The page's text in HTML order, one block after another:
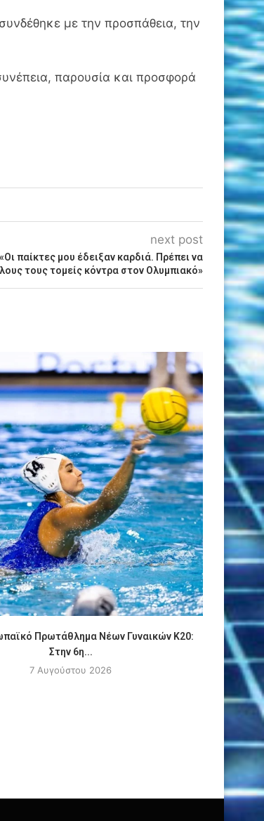
με την προσπάθεια, την
παρουσία και προσφορά
next post
παίκτες μου έδειξαν καρδιά. Πρέπει να
τους τομείς κόντρα στον Ολυμπιακό»
Πρωτάθλημα Νέων Γυναικών Κ20:
Στην 6η...
7 Αυγούστου 2026